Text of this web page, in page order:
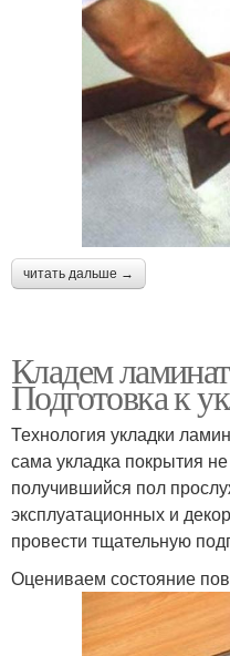
читать дальше →
Кладем
Подготовка к
Технология укладки
сама укладка покрытия
получившийся пол
эксплуатационных и
провести тщательную
Оцениваем состояние